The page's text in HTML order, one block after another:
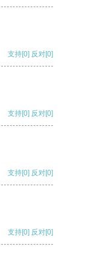
支持[0] 反对[0]
支持[0] 反对[0]
支持[0] 反对[0]
支持[0] 反对[0]